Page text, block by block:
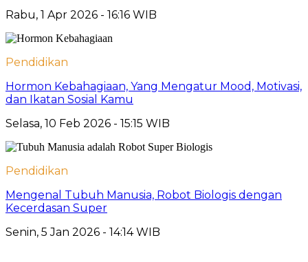
Rabu, 1 Apr 2026 - 16:16 WIB
Pendidikan
Hormon Kebahagiaan, Yang Mengatur Mood, Motivasi,
dan Ikatan Sosial Kamu
Selasa, 10 Feb 2026 - 15:15 WIB
Pendidikan
Mengenal Tubuh Manusia, Robot Biologis dengan
Kecerdasan Super
Senin, 5 Jan 2026 - 14:14 WIB